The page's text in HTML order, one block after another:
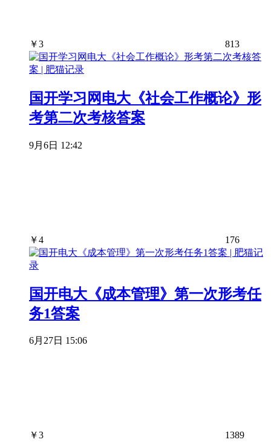
￥3 813
国开学习网电大《社会工作概论》形
考第二次考核答案
9月6日 12:42
￥4 176
国开电大《成本管理》第一次形考任
务1答案
6月27日 15:06
￥3 1389